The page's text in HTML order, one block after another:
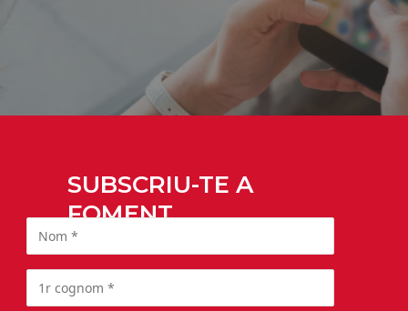
SUBSCRIU-TE A
FOMENT